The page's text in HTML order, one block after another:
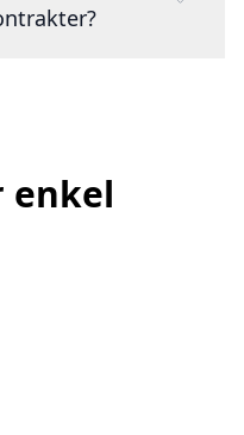
enkel